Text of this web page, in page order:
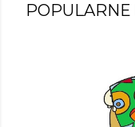
POPULARNE